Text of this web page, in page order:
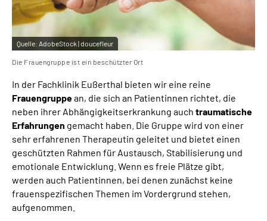
Quelle: AdobeStock | doucefleur
Die Frauengruppe ist ein beschützter Ort
In der Fachklinik Eußerthal bieten wir eine reine
Frauengruppean, die sich an Patientinnen richtet, die
neben ihrer Abhängigkeitserkrankung auch traumatische
Erfahrungen gemacht haben. Die Gruppe wird von einer
sehr erfahrenen Therapeutin geleitet und bietet einen
geschützten Rahmen für Austausch, Stabilisierung und
emotionale Entwicklung. Wenn es freie Plätze gibt,
werden auch Patientinnen, bei denen zunächst keine
frauenspezifischen Themen im Vordergrund stehen,
aufgenommen.